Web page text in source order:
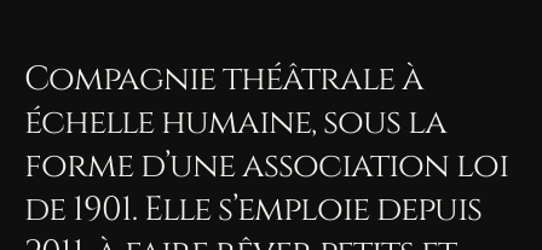
Compagnie théâtrale à
échelle humaine, sous la
forme d’une association loi
de 1901. Elle s’emploie depuis